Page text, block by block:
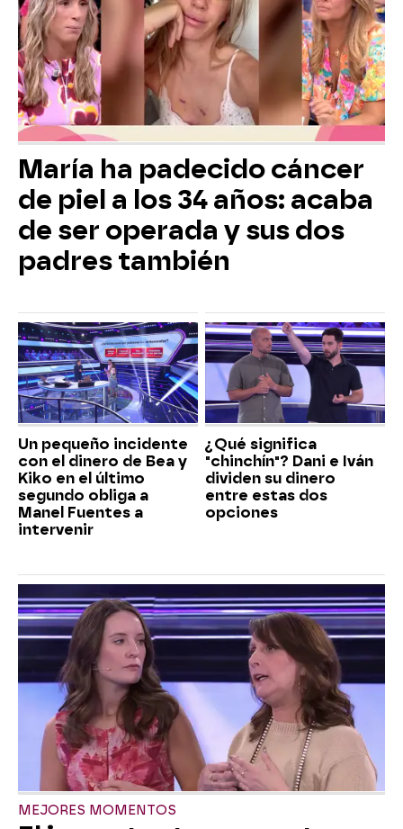
María ha padecido cáncer
de piel a los 34 años: acaba
de ser operada y sus dos
padres también
Un pequeño incidente
con el dinero de Bea y
Kiko en el último
segundo obliga a
Manel Fuentes a
intervenir
¿Qué significa
"chinchín"? Dani e Iván
dividen su dinero
entre estas dos
opciones
MEJORES MOMENTOS